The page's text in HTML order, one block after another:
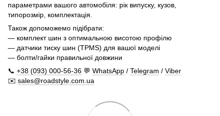
параметрами вашого автомобіля: рік випуску, кузов,
типорозмір, комплектація.
Також допоможемо підібрати:
— комплект шин з оптимальною висотою профілю
— датчики тиску шин (TPMS) для вашої моделі
— болти/гайки правильної довжини
📞 +38 (093) 000-56-36 💬 WhatsApp / Telegram / Viber
✉️ sales@roadstyle.com.ua